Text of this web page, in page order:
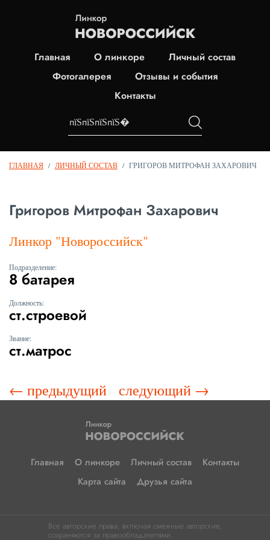
Главная О линкоре
Личный состав
Фотогалерея
Отзывы и события
Контакты
ГЛАВНАЯ / ЛИЧНЫЙ СОСТАВ / ГРИГОРОВ МИТРОФАН ЗАХАРОВИЧ
Григоров Митрофан Захарович
Линкор "Новороссийск"
Подразделение:
8 батарея
Должность:
ст.строевой
Звание:
ст.матрос
← предыдущий следующий →
Главная О линкоре Личный состав
Контакты
Карта сайта
Друзья сайта
Все авторские права, включая смежные авторские,
сохраняются за правообладателями